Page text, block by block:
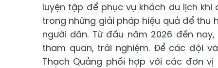
luyện tập để phục vụ khách du lịch
trong những giải pháp hiệu quả để thu
người dân. Từ đầu năm 2026 đến
tham quan, trải nghiệm. Để các đội
Thạch Quảng phối hợp với các đơn